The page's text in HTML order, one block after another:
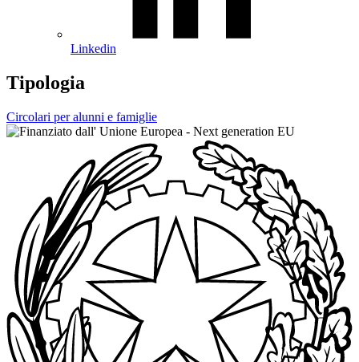
Linkedin
Tipologia
Circolari per alunni e famiglie